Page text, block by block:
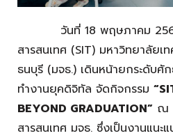
วันที่ 18 พฤษภาคม
สารสนเทศ (SIT) มหาวิทยาลัยเท
ธนบุรี (มจธ.) เดินหน้ายกระดับศั
ทำงานยุคดิจิทัล จัดกิจกรรม
BEYOND GRADUATION” ณ
สารสนเทศ มจธ. ซึ่งเป็นงานแนะแ